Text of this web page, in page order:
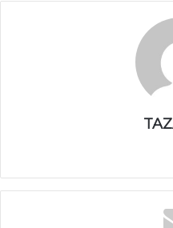
الوي
ب